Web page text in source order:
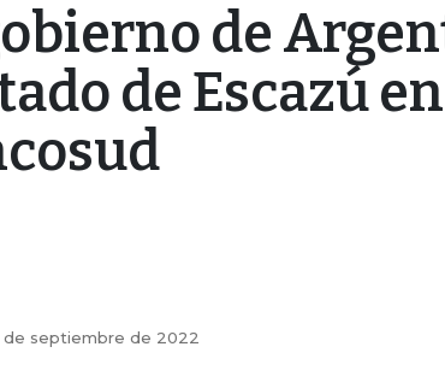
de
de Escazú
de septiembre de 2022